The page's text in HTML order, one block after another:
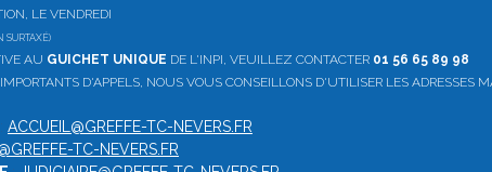
LE VENDREDI
SURTAXÉ)
AU GUICHET UNIQUE DE L'INPI, VEUILLEZ CONTACTER 01 56 65 89 98
D'APPELS, NOUS VOUS CONSEILLONS D'UTILISER LES ADRESSES
ACCUEIL@GREFFE-TC-NEVERS.FR
TC-NEVERS.FR